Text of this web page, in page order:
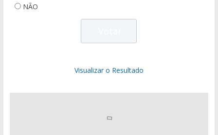
NÃO
Visualizar o Resultado